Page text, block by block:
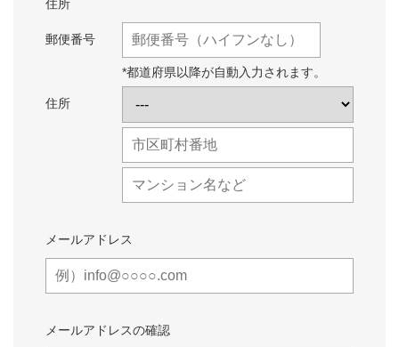
住所
郵便番号
*都道府県以降が自動入力されます。
住所
メールアドレス
メールアドレスの確認